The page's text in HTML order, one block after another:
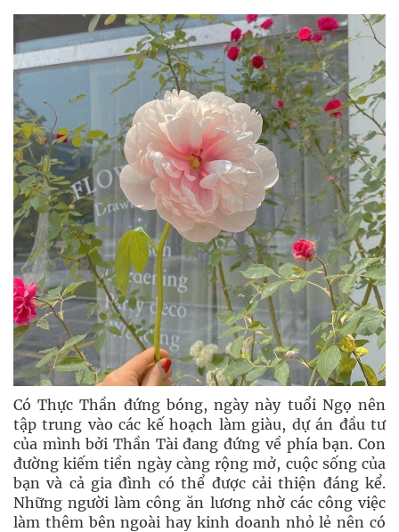
Có Thực Thần đứng bóng, ngày này tuổi Ngọ nên
tập trung vào các kế hoạch làm giàu, dự án đầu tư
của mình bởi Thần Tài đang đứng về phía bạn. Con
đường kiếm tiền ngày càng rộng mở, cuộc sống của
bạn và cả gia đình có thể được cải thiện đáng kể.
Những người làm công ăn lương nhờ các công việc
làm thêm bên ngoài hay kinh doanh nhỏ lẻ nên có